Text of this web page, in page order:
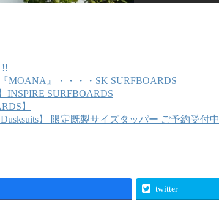
!!
MOANA』・・・・SK SURFBOARDS
INSPIRE SURFBOARDS
】
Dusksuits】 限定既製サイズタッパー ご予約受付中
twitter